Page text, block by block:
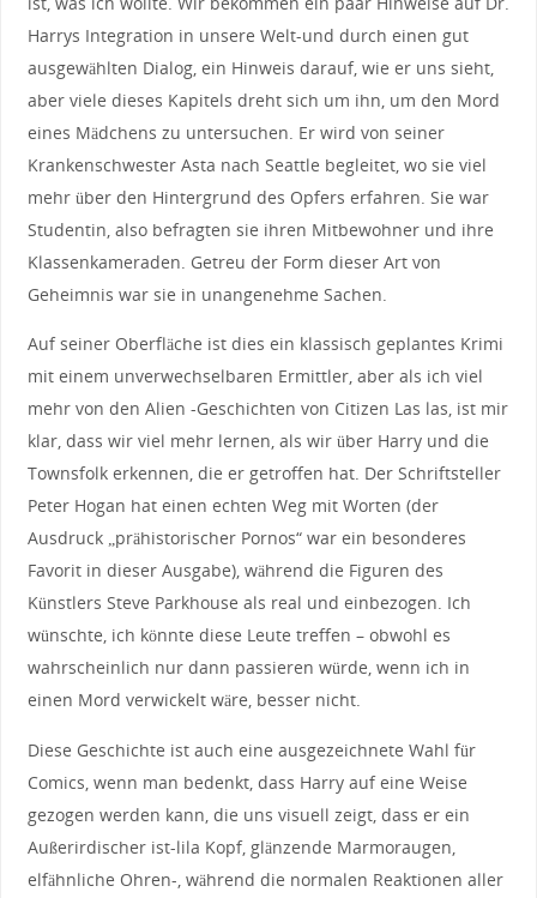
Harrys Integration in unsere Welt-und durch einen gut
ausgewählten Dialog, ein Hinweis darauf, wie er uns sieht,
aber viele dieses Kapitels dreht sich um ihn, um den Mord
eines Mädchens zu untersuchen. Er wird von seiner
Krankenschwester Asta nach Seattle begleitet, wo sie viel
mehr über den Hintergrund des Opfers erfahren. Sie war
Studentin, also befragten sie ihren Mitbewohner und ihre
Klassenkameraden. Getreu der Form dieser Art von
Geheimnis war sie in unangenehme Sachen.
Auf seiner Oberfläche ist dies ein klassisch geplantes Krimi
mit einem unverwechselbaren Ermittler, aber als ich viel
mehr von den Alien -Geschichten von Citizen Las las, ist mir
klar, dass wir viel mehr lernen, als wir über Harry und die
Townsfolk erkennen, die er getroffen hat. Der Schriftsteller
Peter Hogan hat einen echten Weg mit Worten (der
Ausdruck „prähistorischer Pornos“ war ein besonderes
Favorit in dieser Ausgabe), während die Figuren des
Künstlers Steve Parkhouse als real und einbezogen. Ich
wünschte, ich könnte diese Leute treffen – obwohl es
wahrscheinlich nur dann passieren würde, wenn ich in
einen Mord verwickelt wäre, besser nicht.
Diese Geschichte ist auch eine ausgezeichnete Wahl für
Comics, wenn man bedenkt, dass Harry auf eine Weise
gezogen werden kann, die uns visuell zeigt, dass er ein
Außerirdischer ist-lila Kopf, glänzende Marmoraugen,
elfähnliche Ohren-, während die normalen Reaktionen aller